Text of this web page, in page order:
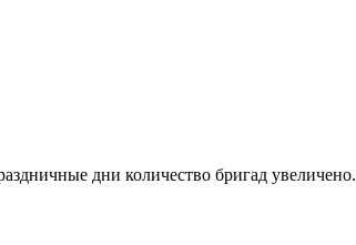
дни количество бригад увеличено.